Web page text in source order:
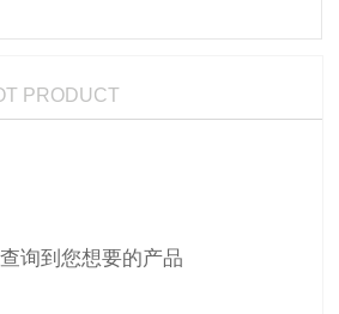
PRODUCT
询到您想要的产品